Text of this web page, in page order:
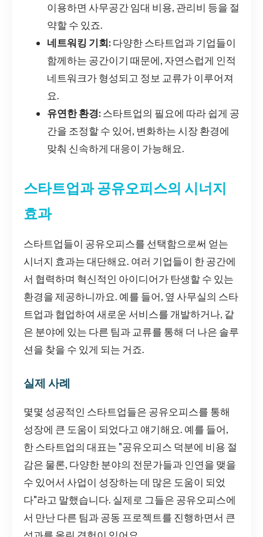
이용하면 사무공간 임대 비용, 관리비 등을 절
약할 수 있죠.
네트워킹 기회: 다양한 스타트업과 기업들이
함께하는 공간이기 때문에, 자연스럽게 인적
네트워크가 형성되고 정보 교류가 이루어져
요.
유연한 환경: 스타트업의 필요에 따라 쉽게 공
간을 조정할 수 있어, 변화하는 시장 환경에
맞춰 신속하게 대응이 가능해요.
스타트업과 공유오피스의 시너지
효과
스타트업들이 공유오피스를 선택함으로써 얻는
시너지 효과는 대단해요. 여러 기업들이 한 공간에
서 협력하며 혁신적인 아이디어가 탄생할 수 있는
환경을 제공하니까요. 예를 들어, 옆 사무실의 스타
트업과 협업하여 새로운 서비스를 개발하거나, 같
은 분야에 있는 다른 팀과 교류를 통해 더 나은 솔루
션을 찾을 수 있게 되는 거죠.
실제 사례
몇몇 성공적인 스타트업들은 공유오피스를 통해
성장에 큰 도움이 되었다고 얘기해요. 예를 들어,
한 스타트업의 대표는 "공유오피스 덕분에 비용 절
감은 물론, 다양한 분야의 전문가들과 인연을 맺을
수 있어서 사업이 성장하는 데 많은 도움이 되었
다"라고 말했습니다. 실제로 그들은 공유오피스에
서 만난 다른 팀과 공동 프로젝트를 진행하면서 큰